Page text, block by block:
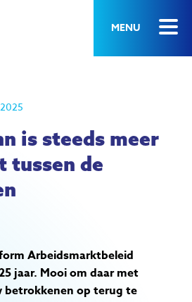
MENU
is steeds meer
tussen de
Arbeidsmarktbeleid
jaar. Mooi om daar met
betrokkenen op terug te